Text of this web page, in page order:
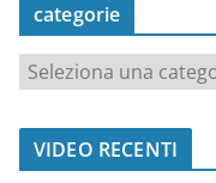
categorie
a
t
VIDEO RECENTI